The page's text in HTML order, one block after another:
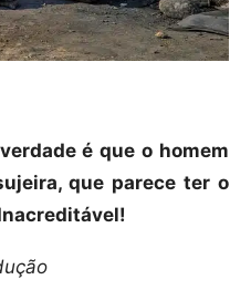
é que o homem
que parece ter o